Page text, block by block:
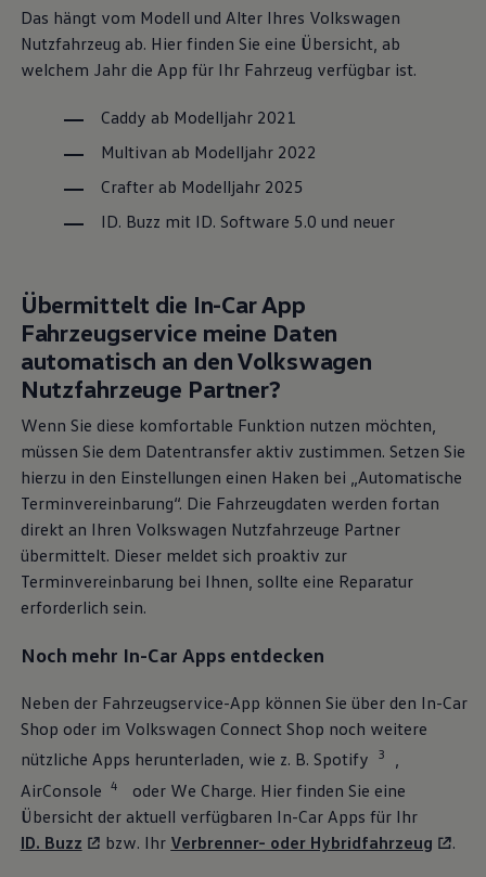
eines separaten VW Connect Vertrages zur
Verfügung. Wenn Sie beispielsweise
ausgewählte personalisierte Funktionen im
ein anderes übertragen wollen, benötigen Sie ein
Ready 2 Discover, Discover Media oder Discover
Pro Infotainment-System in Ihrem
Nutzfahrzeug. Zudem benötigen Sie ein
Connect anmelden.
VW Connect
Mit VW Connect ist IhrVolkswagen
Nutzfahrzeug für Konnektivität vorbereitet.
Nach einmaliger Aktivierung können Sie
unentgeltlich zahlreiche, hilfreiche und
innovative Online-Dienste nutzen. Für die
Nutzung dieser unentgeltlichen Dienste ist ein
VolkswagenAG online abzuschließen.
Bitte beachten Sie, dass die uneingeschränkte
Verfügbarkeit der Online-Dienste von weiteren
Vorbedingungen wie der gewählten Nutzerrolle,
den Einstellungen in der Diensteverwaltung oder
den Privatsphäre-Einstellungen in Ihrem
Das hängt vom Modell und Alter Ihres Volkswagen
Nutzfahrzeug ab. Hier finden Sie eine Übersicht, ab
welchem Jahr die App für Ihr Fahrzeug verfügbar ist.
Caddy ab Modelljahr 2021
Multivan ab Modelljahr 2022
Crafterab Modelljahr 2025
ID. Buzz mit ID. Software 5.0 und neuer
Übermittelt die In-Car App
Fahrzeugservice meine Daten
automatisch an denVolkswagen
Nutzfahrzeuge Partner?
Wenn Sie diese komfortable Funktion nutzen möchten,
müssen Sie dem Datentransfer aktiv zustimmen. Setzen Sie
hierzu in den Einstellungen einen Haken bei „Automatische
Terminvereinbarung“. Die Fahrzeugdaten werden fortan
direkt an Ihren Volkswagen Nutzfahrzeuge Partner
übermittelt. Dieser meldet sich proaktiv zur
Terminvereinbarung bei Ihnen, sollte eine Reparatur
erforderlich sein.
Noch mehr In-Car Apps entdecken
Neben der Fahrzeugservice-App können Sie über den In-Car
Shop oder im Volkswagen Connect Shop noch weitere
nützliche Apps herunterladen, wie z. B. Spotify 3
,
AirConsole
4
oder We Charge. Hier finden Sie eine
Übersicht der aktuell verfügbaren In-Car Apps für Ihr
ID. Buzz
bzw. Ihr Verbrenner- oder Hybridfahrzeug .